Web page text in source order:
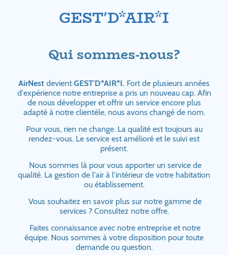
GEST'D*AIR*I
Qui sommes-nous?
AirNest devientGEST'D*AIR*I. Fort de plusieurs années
d'expérience notre entreprise a pris un nouveau cap. Afin
de nous développer et offrir un service encore plus
adapté à notre clientèle, nous avons changé de nom.
Pour vous, rien ne change. La qualité est toujours au
rendez-vous. Le service est amélioré et le suivi est
présent.
Nous sommes là pour vous apporter un service de
qualité. La gestion de l'air à l'intérieur de votre habitation
ou établissement.
Vous souhaitez en savoir plus sur notre gamme de
services ? Consultez notre offre.
Faites connaissance avec notre entreprise et notre
équipe. Nous sommes à votre disposition pour toute
demande ou question.